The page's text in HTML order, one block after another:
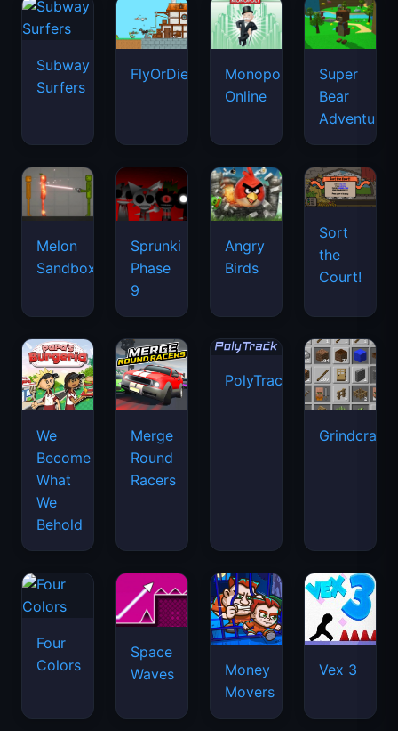
Subway
Surfers
FlyOrDie.io
Monopoly
Online
Super
Bear
Adventure
Melon
Sandbox
Sprunki
Phase
9
Angry
Birds
Sort
the
Court!
We
Become
What
We
Behold
Merge
Round
Racers
PolyTrack
Grindcraft
Four
Colors
Space
Waves
Money
Movers
Vex 3